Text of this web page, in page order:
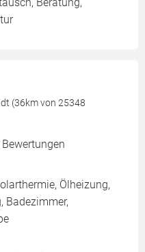
Beratung,
(36km von 25348
Ölheizung,
Badezimmer,